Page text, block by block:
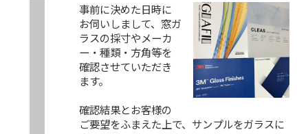
事前に決めた日時に
お伺いしまして、窓ガ
ラスの採寸やメーカ
ー・種類・方角等を
確認させていただき
ます。
確認結果とお客様の
ご要望をふまえた上で、サンプルをガラスに